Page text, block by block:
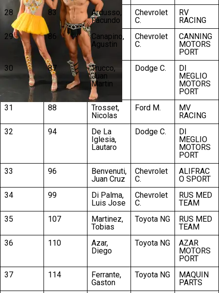
28
83
Ardusso,
Facundo
Chevrolet
C.
RV
RACING
29
86
Canapino,
Agustin
Chevrolet
C.
CANNING
MOTORS
PORT
30
87
Trucco,
Juan
Martin
Dodge C.
DI
MEGLIO
MOTORS
PORT
31
88
Trosset,
Nicolas
Ford M.
MV
RACING
32
94
De La
Iglesia,
Lautaro
Dodge C.
DI
MEGLIO
MOTORS
PORT
33
96
Benvenuti,
Juan Cruz
Chevrolet
C.
ALIFRAC
O SPORT
34
99
Di Palma,
Luis Jose
Chevrolet
C.
RUS MED
TEAM
35
107
Martinez,
Tobias
Toyota NG
RUS MED
TEAM
36
110
Azar,
Diego
Toyota NG
AZAR
MOTORS
PORT
37
114
Ferrante,
Gaston
Toyota NG
MAQUIN
PARTS